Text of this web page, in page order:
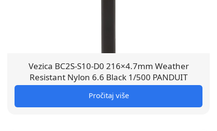
Vezica BC2S-S10-D0 216×4.7mm Weather
Resistant Nylon 6.6 Black 1/500 PANDUIT
Pročitaj više